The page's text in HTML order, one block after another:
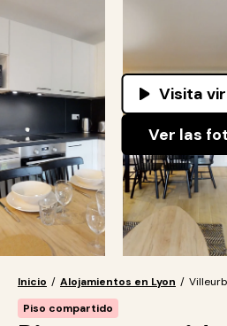
Visita
Ver las
Inicio / Alojamientos en Lyon /
Piso compartido